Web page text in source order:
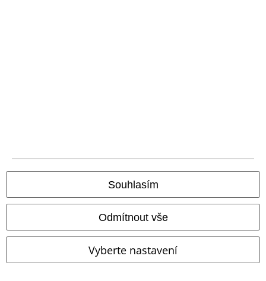
Souhlasím
Odmítnout vše
Vyberte nastavení
Doprava